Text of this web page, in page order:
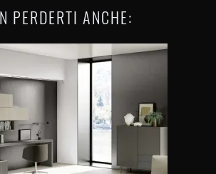
PERDERTI ANCHE: